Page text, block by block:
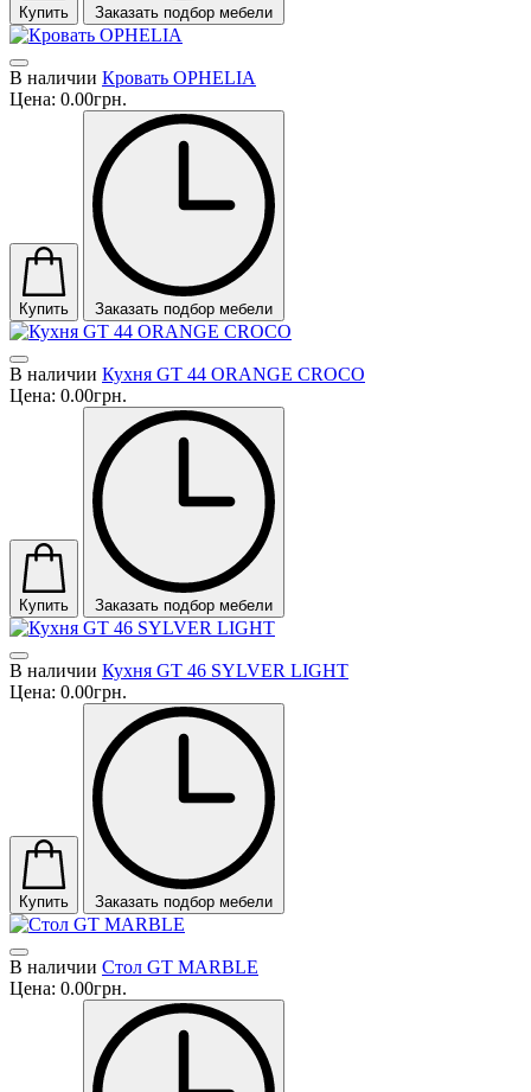
Купить Заказать подбор мебели
В наличии Кровать OPHELIA
Цена: 0.00грн.
Купить Заказать подбор мебели
В наличии Кухня GT 44 ORANGE CROCO
Цена: 0.00грн.
Купить Заказать подбор мебели
В наличии Кухня GT 46 SYLVER LIGHT
Цена: 0.00грн.
Купить Заказать подбор мебели
В наличии Стол GT MARBLE
Цена: 0.00грн.